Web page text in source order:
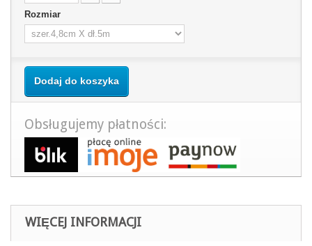
Rozmiar
Dodaj do koszyka
Obsługujemy płatności:
WIĘCEJ INFORMACJI